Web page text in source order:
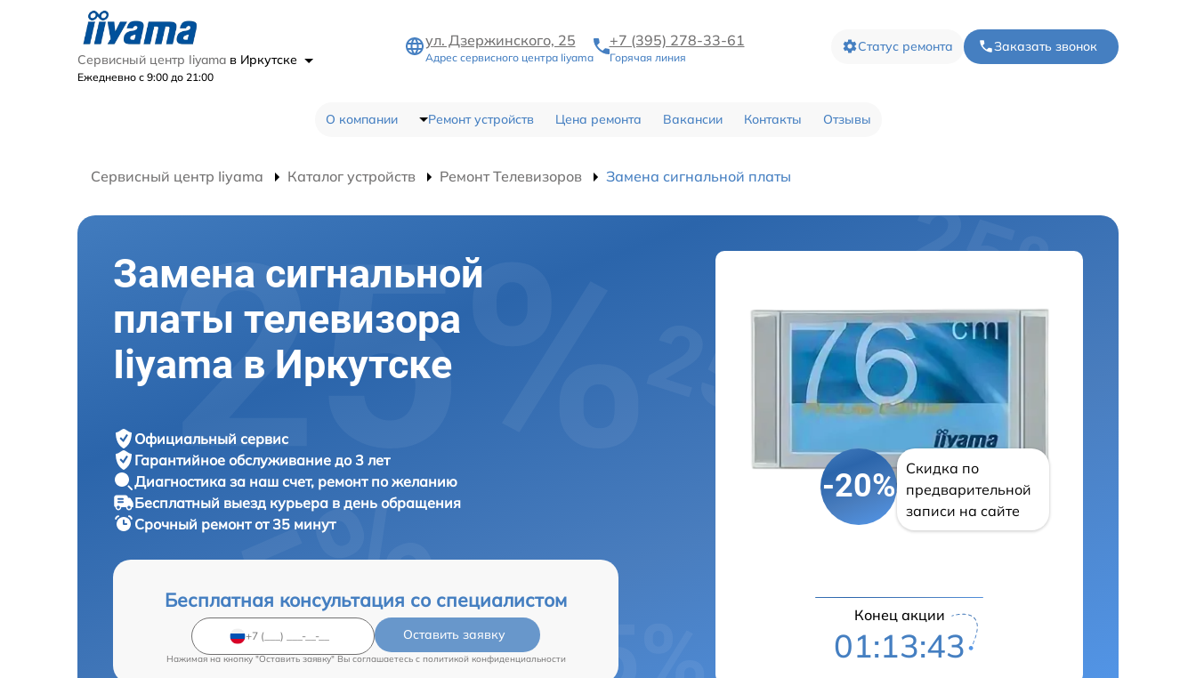
Сервисный центр Iiyama в Иркутске
Ежедневно с 9:00 до 21:00
ул. Дзержинского, 25
Адрес сервисного центра Iiyama
+7 (395) 278-33-61
Горячая линия
Статус ремонта Заказать звонок
О компании Ремонт устройств Цена ремонта Вакансии Контакты Отзывы
Сервисный центр Iiyama Каталог устройств Ремонт Телевизоров Замена сигнальной платы
Замена сигнальной
платы телевизора
Iiyama в Иркутске
Официальный сервис
Гарантийное обслуживание до 3 лет
Диагностика за наш счет, ремонт по желанию
Бесплатный выезд курьера в день обращения
Срочный ремонтот 35 минут
Бесплатная консультация со специалистом
Оставить заявку
Нажимая на кнопку "Оставить заявку" Вы соглашаетесь c политикой конфиденциальности
-20%
Скидка по
предварительной
записи на сайте
Конец акции
01:13:42